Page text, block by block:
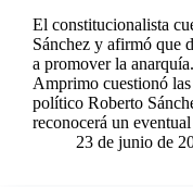
El constitucionalista
Sánchez y afirmó que
a promover la
Amprimo cuestionó
político Roberto
reconocerá un
23 de junio de